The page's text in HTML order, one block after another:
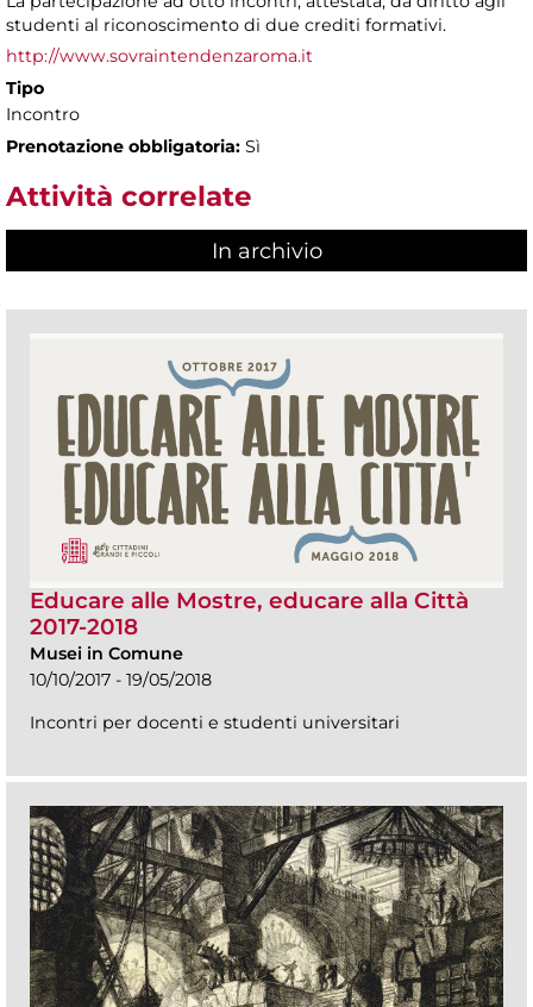
studenti al riconoscimento di due crediti formativi.
http://www.sovraintendenzaroma.it
Tipo
Incontro
Prenotazione obbligatoria: Sì
Attività correlate
In archivio
Educare alle Mostre, educare alla Città
2017-2018
Musei in Comune
10/10/2017 - 19/05/2018
Incontri per docenti e studenti universitari